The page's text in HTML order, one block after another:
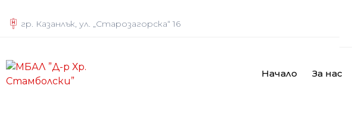
гр. Казанлък, ул. „Старозагорска“ 16
Начало За нас